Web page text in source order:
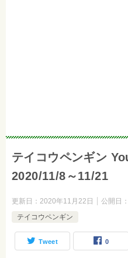
テイコウペンギン
2020/11/8～11/21
更新日： 2020年11月22日 公開日：
テイコウペンギン
Tweet 0